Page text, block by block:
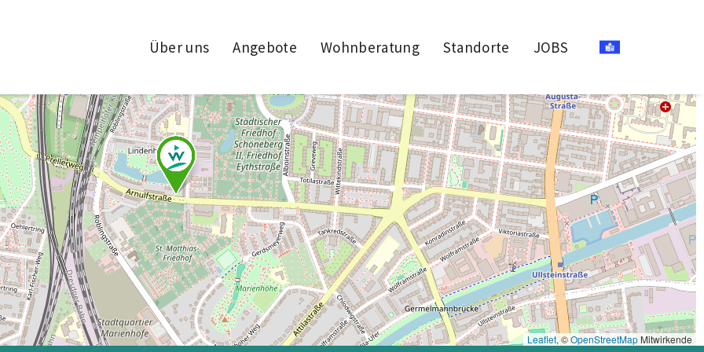
Über uns Angebote Wohnberatung Standorte JOBS
Leaflet, ©OpenStreetMapMitwirkende